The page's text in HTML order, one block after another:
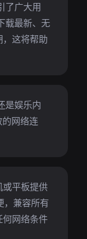
了广大用
载最新、无
这将帮助
是娱乐内
网络连
平板提供
，兼容所有
网络条件